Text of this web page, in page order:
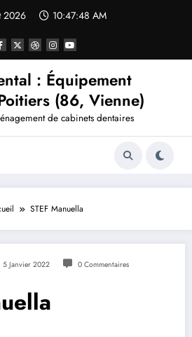
2026 10:47:48 AM
: Équipement
(86, Vienne)
de cabinets dentaires
STEF Manuella
5 Janvier 2022 0 Commentaires